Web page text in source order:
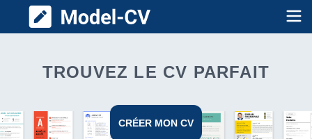
Model CV
TROUVEZ LE CV PARFAIT
CRÉER MON CV